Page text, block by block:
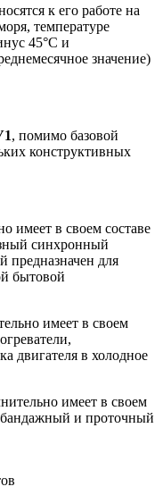
к его работе на
температуре
45°С и
значение)
, помимо базовой
конструктивных
имеет в своем составе
синхронный
предназначен для
бытовой
имеет в своем
двигателя в холодное
имеет в своем
бандажный и проточный